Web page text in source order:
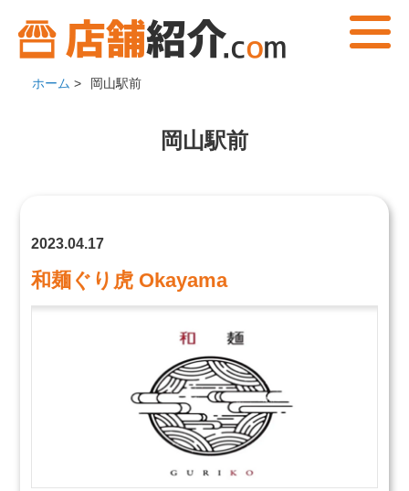
ホーム > 岡山駅前
岡山駅前
2023.04.17
和麺ぐり虎 Okayama